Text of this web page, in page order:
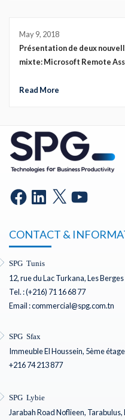
May 9, 2018
Présentation de deux
mixte: Microsoft Remote
Read More
CONTACT &
SPG Tunis
12, rue du Lac Turkana, Les
Tel. : (+216) 71 16 68 77
Email : commercial@spg.com.tn
SPG Sfax
Immeuble El Houssein, 5ème
+216 74 213 877
SPG Lybie
Jarabah Road Noflieen, Tarabulus,